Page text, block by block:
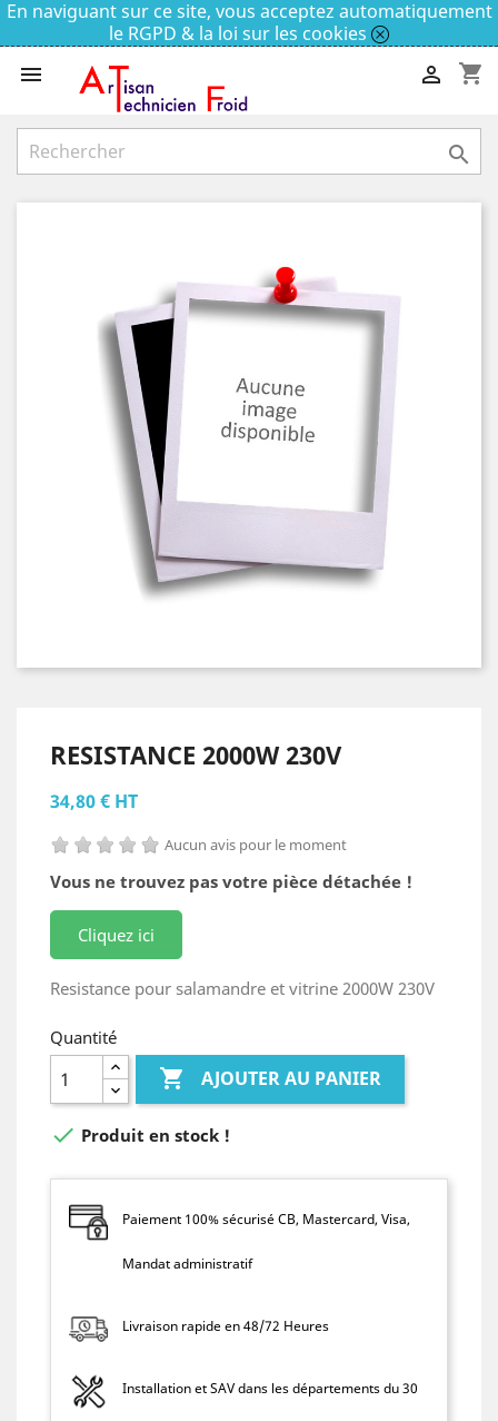
En naviguant sur ce site, vous acceptez automatiquement
le RGPD & la loi sur les cookies
 shopping_cart


RESISTANCE 2000W 230V
34,80 € HT
Aucun avis pour le moment
Vous ne trouvez pas votre pièce détachée !
Cliquez ici
Resistance pour salamandre et vitrine 2000W 230V
Quantité
 AJOUTER AU PANIER
 Produit en stock !
Paiement 100% sécurisé CB, Mastercard, Visa,
Mandat administratif
Livraison rapide en 48/72 Heures
Installation et SAV dans les départements du 30